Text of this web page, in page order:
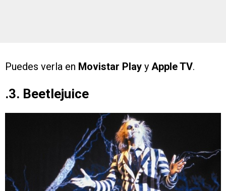
Puedes verla en Movistar Play y Apple TV.
.3. Beetlejuice